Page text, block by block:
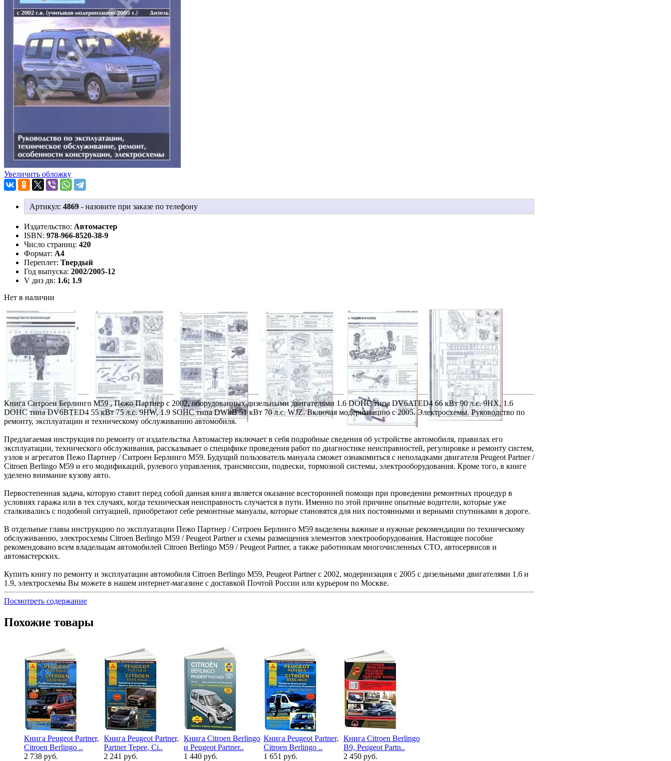
Увеличить обложку
Артикул: 4869 - назовите при заказе по телефону
Издательство: Автомастер
ISBN: 978-966-8520-38-9
Число страниц: 420
Формат: А4
Переплет: Твердый
Год выпуска: 2002/2005-12
V диз дв: 1.6; 1.9
Нет в наличии
Книга Ситроен Берлинго M59 , Пежо Партнер с 2002, оборудованных дизельными двигателями 1.6 DOHC типа DV6ATED4 66 кВт 90 л.с. 9НХ, 1.6
DOHC типа DV6BTED4 55 кВт 75 л.с. 9HW, 1.9 SOHC типа DW8B 51 кВт 70 л.с. WJZ. Включая модернизацию с 2005. Электросхемы. Руководство по
ремонту, эксплуатации и техническому обслуживанию автомобиля.
Предлагаемая инструкция по ремонту от издательства Автомастер включает в себя подробные сведения об устройстве автомобиля, правилах его
эксплуатации, технического обслуживания, рассказывает о специфике проведения работ по диагностике неисправностей, регулировке и ремонту систем,
узлов и агрегатов Пежо Партнер / Ситроен Берлинго М59. Будущий пользователь мануала сможет ознакомиться с неполадками двигателя Peugeot Partner /
Citroen Berlingo М59 и его модификаций, рулевого управления, трансмиссии, подвески, тормозной системы, электрооборудования. Кроме того, в книге
уделено внимание кузову авто.
Первостепенная задача, которую ставит перед собой данная книга является оказание всесторонней помощи при проведении ремонтных процедур в
условиях гаража или в тех случаях, когда техническая неисправность случается в пути. Именно по этой причине опытные водители, которые уже
сталкивались с подобной ситуацией, приобретают себе ремонтные мануалы, которые становятся для них постоянными и верными спутниками в дороге.
В отдельные главы инструкцию по эксплуатации Пежо Партнер / Ситроен Берлинго М59 выделены важные и нужные рекомендации по техническому
обслуживанию, электросхемы Citroen Berlingo М59 / Peugeot Partner и схемы размещения элементов электрооборудования. Настоящее пособие
рекомендовано всем владельцам автомобилей Citroen Berlingo М59 / Peugeot Partner, а также работникам многочисленных СТО, автосервисов и
автомастерских.
Купить книгу по ремонту и эксплуатации автомобиля Citroen Berlingo М59, Peugeot Partner с 2002, модернизация с 2005 с дизельными двигателями 1.6 и
1.9, электросхемы Вы можете в нашем интернет-магазине с доставкой Почтой России или курьером по Москве.
Посмотреть содержание
Похожие товары
Книга Peugeot Partner,
Citroen Berlingo ..
2 738 руб.
Книга Peugeot Partner,
Partner Tepee, Ci..
2 241 руб.
Книга Citroen Berlingo
и Peugeot Partner..
1 440 руб.
Книга Peugeot Partner,
Citroen Berlingo ..
1 651 руб.
Книга Citroen Berlingo
В9, Peugeot Partn..
2 450 руб.